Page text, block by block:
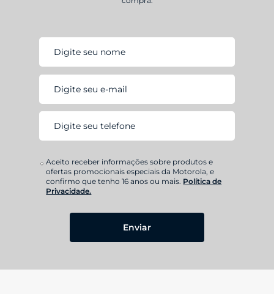
Enviar
Aceito receber informações sobre produtos e
ofertas promocionais especiais da Motorola, e
confirmo que tenho 16 anos ou mais. Política de
Privacidade.